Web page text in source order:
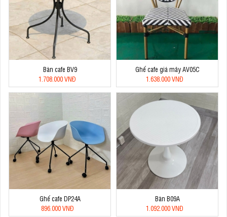
Bàn cafe BV9
1.708.000 VNĐ
Ghế cafe giá mây AV05C
1.638.000 VNĐ
Ghế cafe DP24A
896.000 VNĐ
Bàn B09A
1.092.000 VNĐ